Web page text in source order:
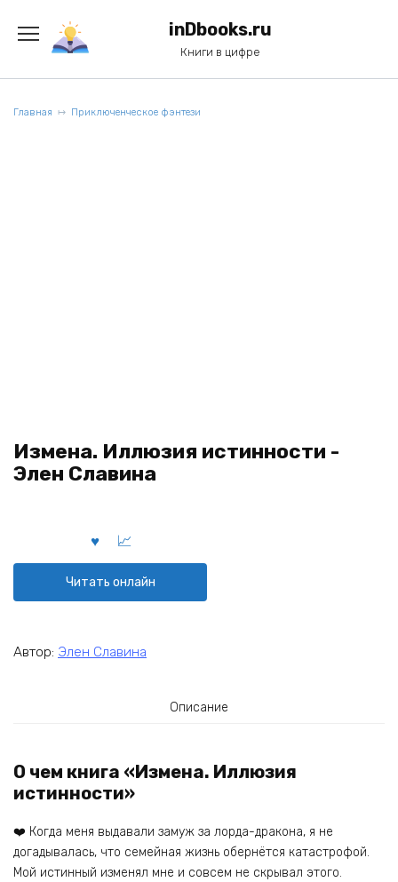
содержанию
inDbooks.ru
Книги в цифре
Главная Приключенческое фэнтези
Измена. Иллюзия истинности -
Элен Славина
Читать онлайн
Автор: Элен Славина
Описание
О чем книга «Измена. Иллюзия
истинности»
❤️ Когда меня выдавали замуж за лорда-дракона, я не
догадывалась, что семейная жизнь обернётся катастрофой.
Мой истинный изменял мне и совсем не скрывал этого.